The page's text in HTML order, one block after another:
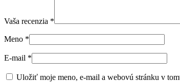
Vaša recenzia *
Meno *
E-mail *
Uložiť moje meno, e-mail a webovú stránku v